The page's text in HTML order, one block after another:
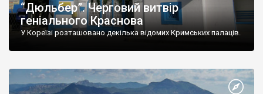
“Дюльбер”. Черговий витвір
геніального Краснова
У Кореїзі розташовано декілька відомих Кримських палаців.